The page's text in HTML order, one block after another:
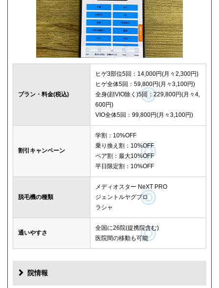
プラン・料金(税込)
ヒゲ3部位5回：14,000円(月々2,300円)
ヒゲ全体5回：59,800円(月々3,100円)
全身(顔VIO除く)5回：229,800円(月々4,
600円)
VIO全体5回：99,800円(月々3,100円)
割引キャンペーン
学割：10%OFF
乗り換え割：10%OFF
ペア割：最大10%OFF
平日限定割：10%OFF
脱毛機の種類
メディオスター NeXT PRO
ジェントルヤグプロ
ラシャ
通いやすさ
全国に26院(提携院含む)
医院間の移動も可能
院情報